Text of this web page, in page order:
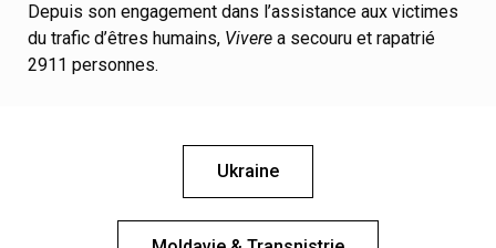
Depuis son engagement dans l’assistance aux victimes
du trafic d’êtres humains, Vivere a secouru et rapatrié
2911 personnes.
Ukraine